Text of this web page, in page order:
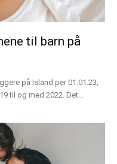
til barn på
på Island per 01.01.23,
til og med 2022. Det...